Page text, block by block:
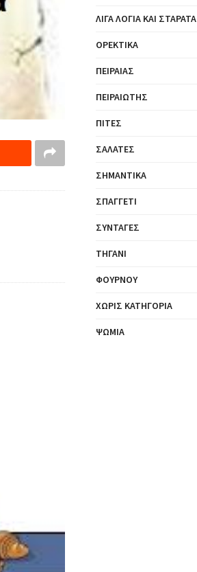
ΛΊΓΑ ΛΌΓΙΑ ΚΑΙ ΣΤΑΡΆΤΑ
ΟΡΕΚΤΙΚΆ
ΠΕΙΡΑΙΆΣ
ΠΕΙΡΑΙΏΤΗΣ
ΠΊΤΕΣ
ΣΑΛΆΤΕΣ
ΣΗΜΑΝΤΙΚΆ
ΣΠΑΓΓΈΤΙ
ΣΥΝΤΑΓΈΣ
ΤΗΓΆΝΙ
ΦΟΎΡΝΟΥ
ΧΩΡΊΣ ΚΑΤΗΓΟΡΊΑ
ΨΩΜΙΆ